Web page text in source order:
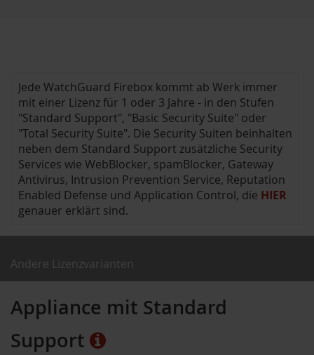
Jede WatchGuard Firebox kommt ab Werk immer
mit einer Lizenz für 1 oder 3 Jahre - in den Stufen
"Standard Support", "Basic Security Suite" oder
"Total Security Suite". Die Security Suiten beinhalten
neben dem Standard Support zusätzliche Security
Services wie WebBlocker, spamBlocker, Gateway
Antivirus, Intrusion Prevention Service, Reputation
Enabled Defense und Application Control, die HIER
genauer erklärt sind.
Andere Lizenzvarianten
Appliance mit Standard
Support